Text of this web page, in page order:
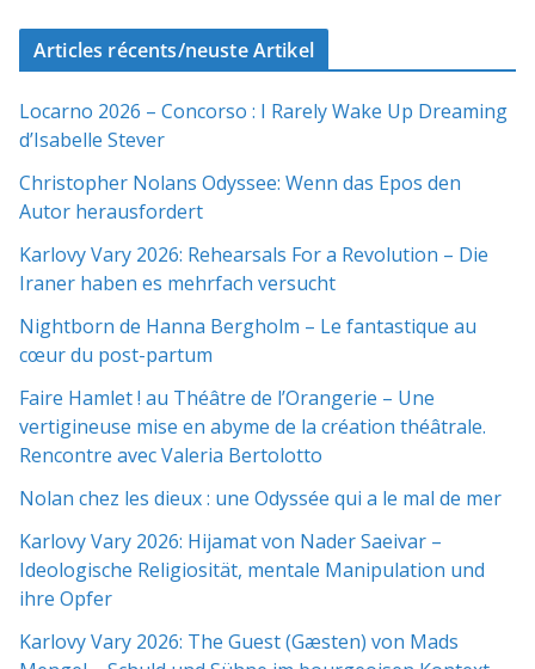
Articles récents/neuste Artikel
Locarno 2026 – Concorso : I Rarely Wake Up Dreaming
d’Isabelle Stever
Christopher Nolans Odyssee: Wenn das Epos den
Autor herausfordert
Karlovy Vary 2026: Rehearsals For a Revolution – Die
Iraner haben es mehrfach versucht
Nightborn de Hanna Bergholm – Le fantastique au
cœur du post-partum
Faire Hamlet ! au Théâtre de l’Orangerie – Une
vertigineuse mise en abyme de la création théâtrale.
Rencontre avec Valeria Bertolotto
Nolan chez les dieux : une Odyssée qui a le mal de mer
Karlovy Vary 2026: Hijamat von Nader Saeivar​​ –
Ideologische Religiosität, mentale Manipulation und
ihre Opfer
Karlovy Vary 2026: The Guest (Gæsten) von Mads